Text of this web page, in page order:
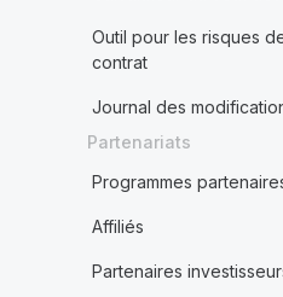
Outil pour les risques
contrat
Journal des
Partenariats
Programmes
Affiliés
Partenaires